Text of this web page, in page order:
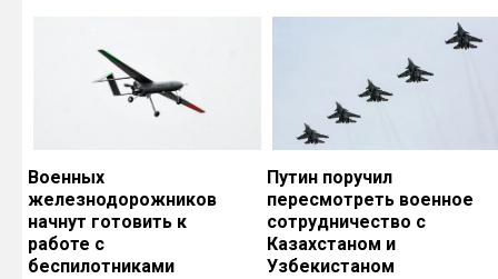
Военных
железнодорожников
начнут готовить к
работе с
беспилотниками
Путин поручил
пересмотреть военное
сотрудничество с
Казахстаном и
Узбекистаном